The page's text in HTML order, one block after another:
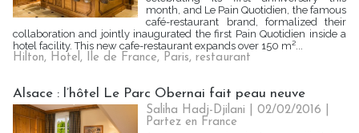
month, and Le Pain Quotidien, the famous
café-restaurant brand, formalized their
collaboration and jointly inaugurated the first Pain Quotidien inside a
hotel facility. This new cafe-restaurant expands over 150 m²...
Hilton, Hotel, Ile de France, Paris, restaurant
Alsace : l’hôtel Le Parc Obernai fait peau neuve
Saliha Hadj-Djilani | 02/02/2016
Partez en France